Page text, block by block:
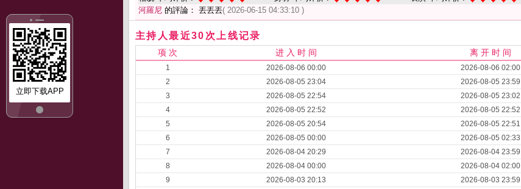
立即下载APP
河羅尼 的評論： 丟丟丟( 2026-06-15 04:33:10 )
主持人最近30次上线记录
项 次 进 入 时 间 离 开 时 间
1 2026-08-06 00:00 2026-08-06 02:00
2
2026-08-05 23:04 2026-08-05 23:59
3
2026-08-05 22:54 2026-08-05 23:02
4
2026-08-05 22:52 2026-08-05 22:52
5
2026-08-05 20:54 2026-08-05 22:51
6
2026-08-05 00:00 2026-08-05 02:33
7
2026-08-04 20:29 2026-08-04 23:59
8
2026-08-04 00:00 2026-08-04 02:00
9
2026-08-03 20:13 2026-08-03 23:59